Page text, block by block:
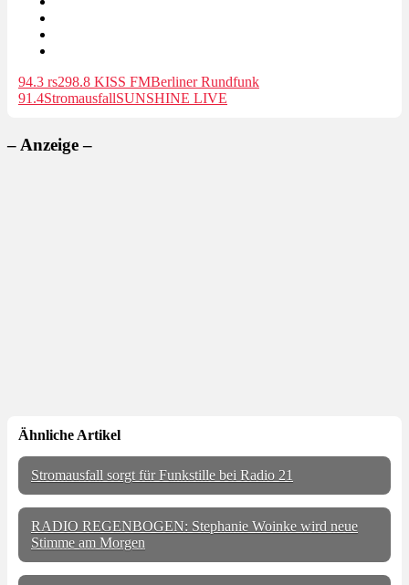
94.3 rs298.8 KISS FMBerliner Rundfunk
91.4StromausfallSUNSHINE LIVE
– Anzeige –
Ähnliche Artikel
Stromausfall sorgt für Funkstille bei Radio 21
RADIO REGENBOGEN: Stephanie Woinke wird neue
Stimme am Morgen